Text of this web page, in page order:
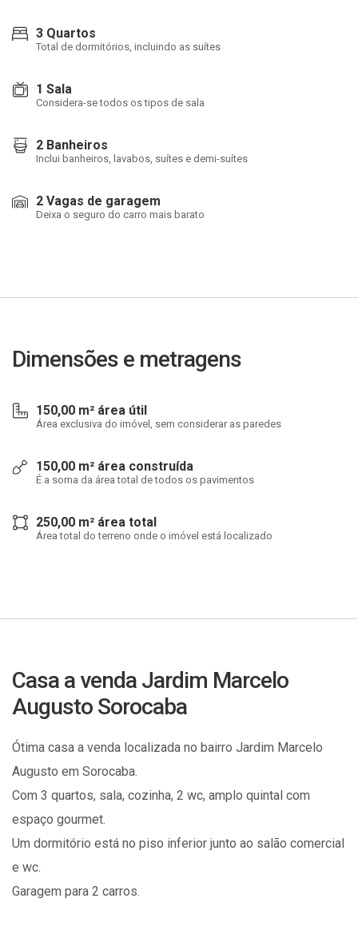
3 Quartos
Total de dormitórios, incluindo as suítes
1 Sala
Considera-se todos os tipos de sala
2 Banheiros
Inclui banheiros, lavabos, suítes e demi-suítes
2 Vagas de garagem
Deixa o seguro do carro mais barato
Dimensões e metragens
150,00 m² área útil
Área exclusiva do imóvel, sem considerar as paredes
150,00 m² área construída
É a soma da área total de todos os pavimentos
250,00 m² área total
Área total do terreno onde o imóvel está localizado
Casa a venda Jardim Marcelo
Augusto Sorocaba
Ótima casa a venda localizada no bairro Jardim Marcelo
Augusto em Sorocaba.
Com 3 quartos, sala, cozinha, 2 wc, amplo quintal com
espaço gourmet.
Um dormitório está no piso inferior junto ao salão comercial
e wc.
Garagem para 2 carros.